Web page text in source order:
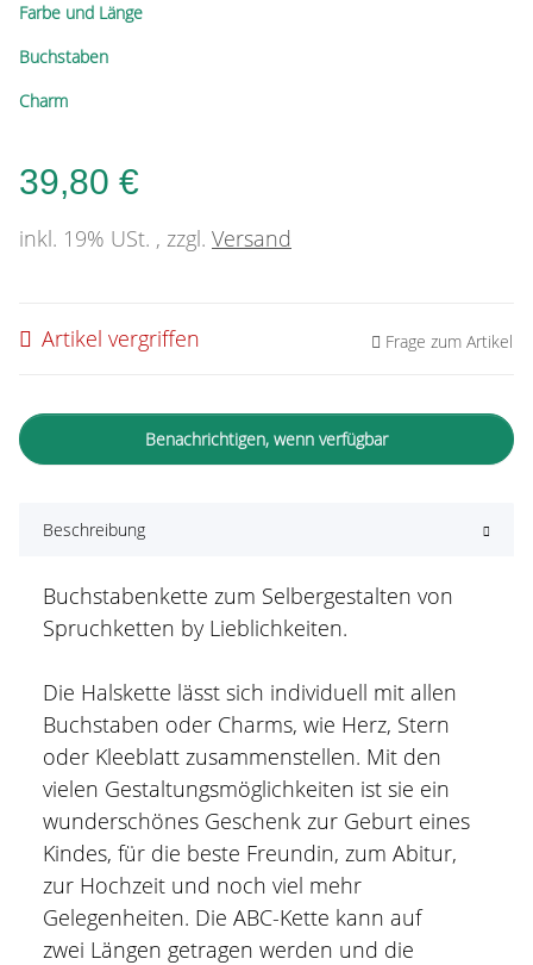
Farbe und Länge
Buchstaben
Charm
39,80 €
inkl. 19% USt. , zzgl. Versand
Artikel vergriffen Frage zum Artikel
Benachrichtigen, wenn verfügbar
Beschreibung
Buchstabenkette zum Selbergestalten von
Spruchketten by Lieblichkeiten.
Die Halskette lässt sich individuell mit allen
Buchstaben oder Charms, wie Herz, Stern
oder Kleeblatt zusammenstellen. Mit den
vielen Gestaltungsmöglichkeiten ist sie ein
wunderschönes Geschenk zur Geburt eines
Kindes, für die beste Freundin, zum Abitur,
zur Hochzeit und noch viel mehr
Gelegenheiten. Die ABC-Kette kann auf
zwei Längen getragen werden und die